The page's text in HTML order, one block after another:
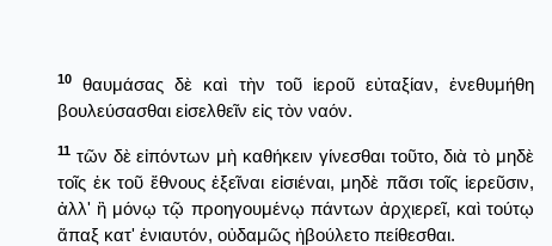
10
θαυμάσας δὲ καὶ τὴν τοῦ ἱεροῦ εὐταξίαν, ἐνεθυμήθη
βουλεύσασθαι εἰσελθεῖν εἰς τὸν ναόν.
11 τῶν δὲ εἰπόντων μὴ καθήκειν γίνεσθαι τοῦτο, διὰ τὸ μηδὲ
τοῖς ἐκ τοῦ ἔθνους ἐξεῖναι εἰσιέναι, μηδὲ πᾶσι τοῖς ἱερεῦσιν,
ἀλλ' ἢ μόνῳ τῷ προηγουμένῳ πάντων ἀρχιερεῖ, καὶ τούτῳ
ἅπαξ κατ' ἐνιαυτόν, οὐδαμῶς ἠβούλετο πείθεσθαι.